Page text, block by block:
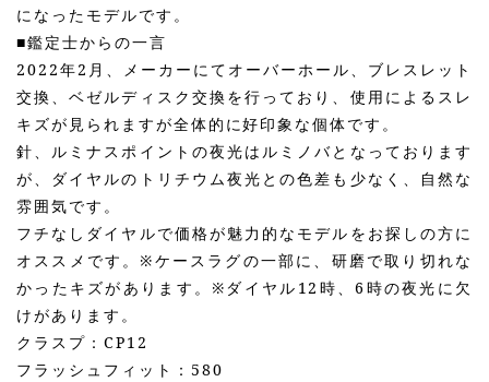
になったモデルです。
■鑑定士からの一言
2022年2月、メーカーにてオーバーホール、ブレスレット
交換、ベゼルディスク交換を行っており、使用によるスレ
キズが見られますが全体的に好印象な個体です。
針、ルミナスポイントの夜光はルミノバとなっております
が、ダイヤルのトリチウム夜光との色差も少なく、自然な
雰囲気です。
フチなしダイヤルで価格が魅力的なモデルをお探しの方に
オススメです。※ケースラグの一部に、研磨で取り切れな
かったキズがあります。※ダイヤル12時、6時の夜光に欠
けがあります。
クラスプ：CP12
フラッシュフィット：580